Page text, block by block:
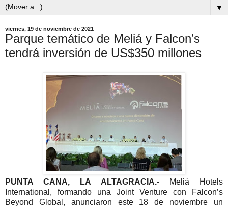
▼
viernes, 19 de noviembre de 2021
Parque temático de Meliá y Falcon’s
tendrá inversión de US$350 millones
PUNTA CANA, LA ALTAGRACIA.-
Meliá Hotels
International, formando una Joint Venture con Falcon’s
Beyond Global, anunciaron este 18 de noviembre un